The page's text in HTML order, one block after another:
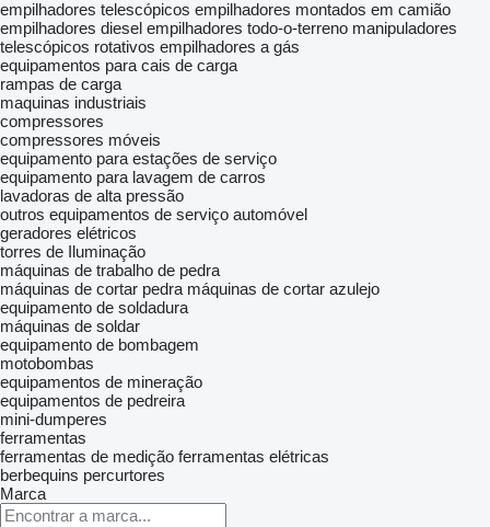
empilhadores telescópicos empilhadores montados em camião
empilhadores diesel empilhadores todo-o-terreno manipuladores
telescópicos rotativos empilhadores a gás
equipamentos para cais de carga
rampas de carga
maquinas industriais
compressores
compressores móveis
equipamento para estações de serviço
equipamento para lavagem de carros
lavadoras de alta pressão
outros equipamentos de serviço automóvel
geradores elétricos
torres de Iluminação
máquinas de trabalho de pedra
máquinas de cortar pedra máquinas de cortar azulejo
equipamento de soldadura
máquinas de soldar
equipamento de bombagem
motobombas
equipamentos de mineração
equipamentos de pedreira
mini-dumperes
ferramentas
ferramentas de medição ferramentas elétricas
berbequins percurtores
Marca